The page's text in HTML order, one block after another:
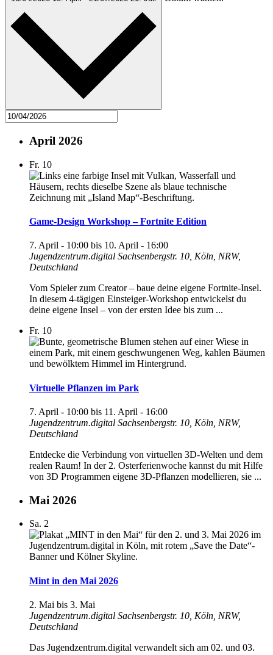
April 2026
Fr. 10
Game-Design Workshop – Fortnite Edition
7. April - 10:00 bis 10. April - 16:00
Jugendzentrum.digital Sachsenbergstr. 10, Köln, NRW,
Deutschland
Vom Spieler zum Creator – baue deine eigene Fortnite-Insel.
In diesem 4-tägigen Einsteiger-Workshop entwickelst du
deine eigene Insel – von der ersten Idee bis zum ...
Fr. 10
Virtuelle Pflanzen im Park
7. April - 10:00 bis 11. April - 16:00
Jugendzentrum.digital Sachsenbergstr. 10, Köln, NRW,
Deutschland
Entdecke die Verbindung von virtuellen 3D-Welten und dem
realen Raum! In der 2. Osterferienwoche kannst du mit Hilfe
von 3D Programmen eigene 3D‑Pflanzen modellieren, sie ...
Mai 2026
Sa. 2
Mint in den Mai 2026
2. Mai bis 3. Mai
Jugendzentrum.digital Sachsenbergstr. 10, Köln, NRW,
Deutschland
Das Jugendzentrum.digital verwandelt sich am 02. und 03.